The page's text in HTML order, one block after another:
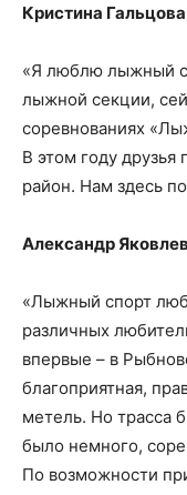
Кристина
«Я люблю лыжный
лыжной секции,
соревнованиях
В этом году друзья
район. Нам здесь
Александр
«Лыжный спорт
различных
впервые – в
благоприятная,
метель. Но трасса
было немного,
По возможности